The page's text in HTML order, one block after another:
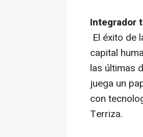
Integrador
El éxito de
capital
las últimas
juega un
con
Terriza.